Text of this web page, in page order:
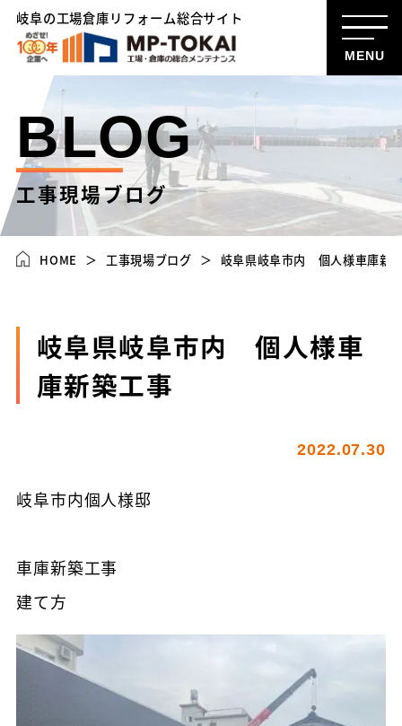
岐阜の工場倉庫リフォーム総合サイト
MENU
BLOG
工事現場ブログ
HOME 工事現場ブログ 岐阜県岐阜市内 個人様車庫新
岐阜県岐阜市内 個人様車
庫新築工事
2022.07.30
岐阜市内個人様邸
車庫新築工事
建て方